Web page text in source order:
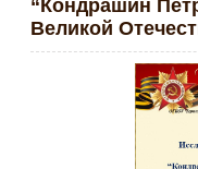
“Кондрашин
Великой